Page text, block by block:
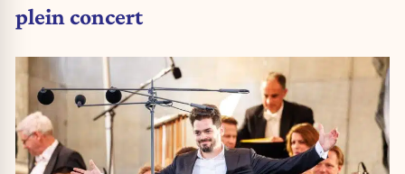
plein concert